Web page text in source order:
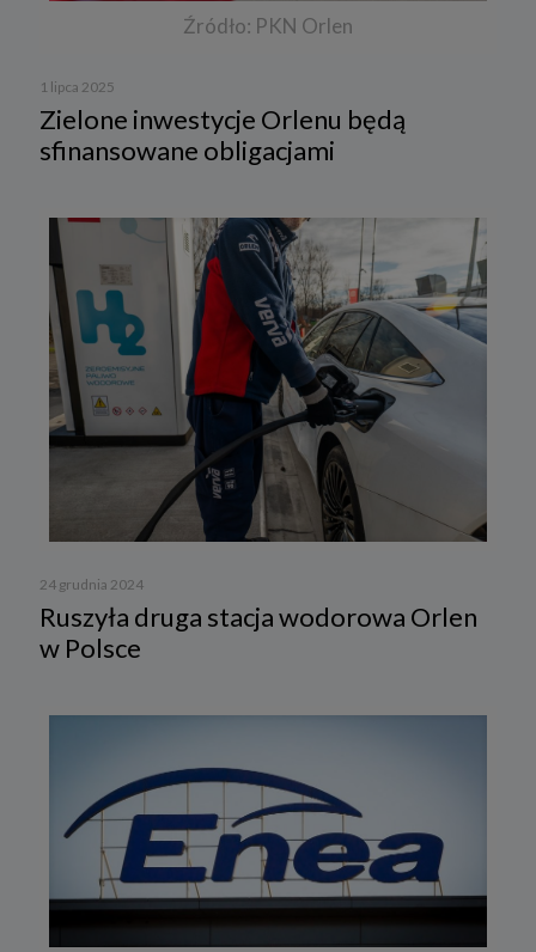
Źródło: PKN Orlen
1 lipca 2025
Zielone inwestycje Orlenu będą
sfinansowane obligacjami
24 grudnia 2024
Ruszyła druga stacja wodorowa Orlen
w Polsce